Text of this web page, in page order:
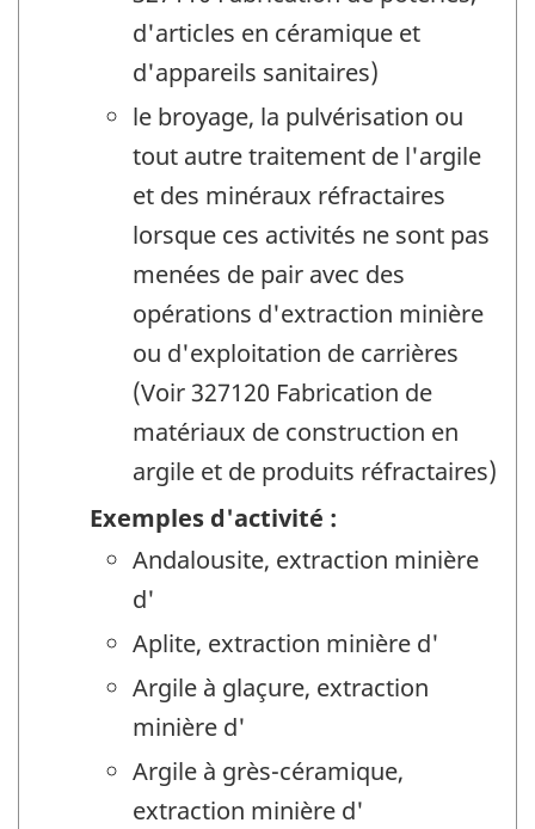
d'articles en céramique et
d'appareils sanitaires)
le broyage, la pulvérisation ou
tout autre traitement de l'argile
et des minéraux réfractaires
lorsque ces activités ne sont pas
menées de pair avec des
opérations d'extraction minière
ou d'exploitation de carrières
(Voir 327120 Fabrication de
matériaux de construction en
argile et de produits réfractaires)
Exemples d'activité :
Andalousite, extraction minière
d'
Aplite, extraction minière d'
Argile à glaçure, extraction
minière d'
Argile à grès-céramique,
extraction minière d'